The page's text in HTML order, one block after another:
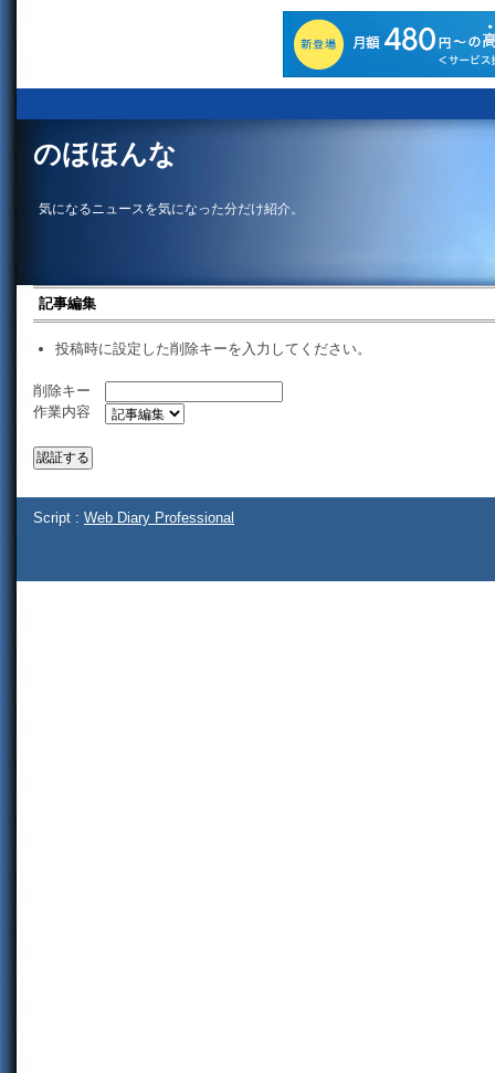
のほほんな
気になるニュースを気になった分だけ紹介。
記事編集
投稿時に設定した削除キーを入力してください。
削除キー
作業内容
Script : Web Diary Professional